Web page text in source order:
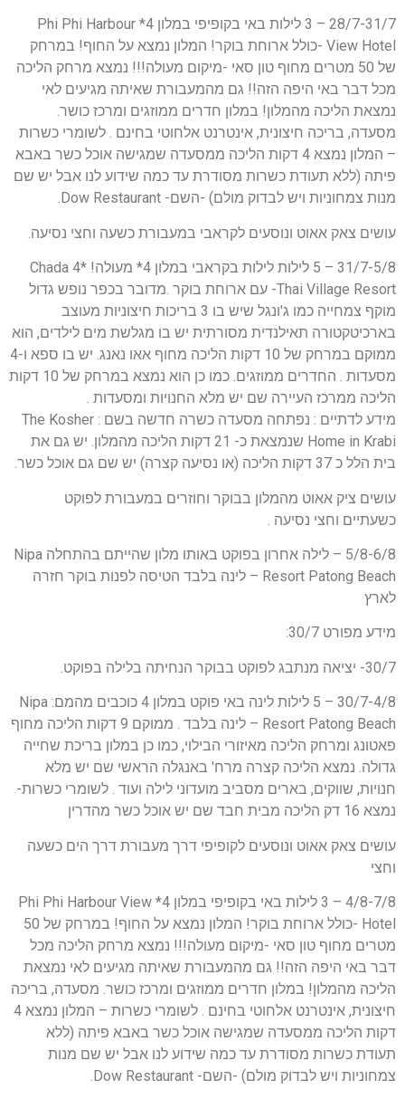
28/7-31/7 – 3 לילות באי בקופיפי במלון 4* Phi Phi Harbour
View Hotel -כולל ארוחת בוקר! המלון נמצא על החוף! במרחק
של 50 מטרים מחוף טון סאי -מיקום מעולה!!! נמצא מרחק הליכה
מכל דבר באי היפה הזה!! גם מהמעבורת שאיתה מגיעים לאי
נמצאת הליכה מהמלון! במלון חדרים ממוזגים ומרכז כושר.
מסעדה, בריכה חיצונית, אינטרנט אלחוטי בחינם . לשומרי כשרות
– המלון נמצא 4 דקות הליכה ממסעדה שמגישה אוכל כשר באבא
פיתה (ללא תעודת כשרות מסודרת עד כמה שידוע לנו אבל יש שם
מנות צמחוניות ויש לבדוק מולם) -השם- Dow Restaurant.
עושים צאק אאוט ונוסעים לקראבי במעבורת כשעה וחצי נסיעה.
31/7-5/8 – 5 לילות לילות בקראבי במלון 4* מעולה! *4 Chada
Thai Village Resort- עם ארוחת בוקר .מדובר בכפר נופש גדול
מוקף צמחייה כמו ג'ונגל שיש בו 3 בריכות חיצוניות מעוצב
בארכיטקטורה תאילנדית מסורתית יש בו מגלשת מים לילדים, הוא
ממוקם במרחק של 10 דקות הליכה מחוף אאו נאנג. יש בו ספא ו-4
מסעדות . החדרים ממוזגים. כמו כן הוא נמצא במרחק של 10 דקות
הליכה ממרכז העיירה שם יש מלא החנויות ומסעדות .
מידע לדתיים : נפתחה מסעדה כשרה חדשה בשם : The Kosher
Home in Krabi שנמצאת כ- 21 דקות הליכה מהמלון. יש גם את
בית הלל כ 37 דקות הליכה (או נסיעה קצרה) יש שם גם אוכל כשר.
עושים ציק אאוט מהמלון בבוקר וחוזרים במעבורת לפוקט
כשעתיים וחצי נסיעה .
5/8-6/8 – לילה אחרון בפוקט באותו מלון שהייתם בהתחלה Nipa
Resort Patong Beach – לינה בלבד הטיסה לפנות בוקר חזרה
לארץ
מידע מפורט 30/7:
30/7- יציאה מנתבג לפוקט בבוקר הנחיתה בלילה בפוקט.
30/7-4/8 – 5 לילות לינה באי פוקט במלון 4 כוכבים מהמם: Nipa
Resort Patong Beach – לינה בלבד . ממוקם 9 דקות הליכה מחוף
פאטונג ומרחק הליכה מאיזורי הבילוי, כמו כן במלון בריכת שחייה
גדולה. נמצא הליכה קצרה מרח' באנגלה הראשי שם יש מלא
חנויות, שווקים, בארים מסביב מועדוני לילה ועוד . לשומרי כשרות-
נמצא 16 דק הליכה מבית חבד שם יש אוכל כשר מהדרין
עושים צאק אאוט ונוסעים לקופיפי דרך מעבורת דרך הים כשעה
וחצי
4/8-7/8 – 3 לילות באי בקופיפי במלון 4* Phi Phi Harbour View
Hotel -כולל ארוחת בוקר! המלון נמצא על החוף! במרחק של 50
מטרים מחוף טון סאי -מיקום מעולה!!! נמצא מרחק הליכה מכל
דבר באי היפה הזה!! גם מהמעבורת שאיתה מגיעים לאי נמצאת
הליכה מהמלון! במלון חדרים ממוזגים ומרכז כושר. מסעדה, בריכה
חיצונית, אינטרנט אלחוטי בחינם . לשומרי כשרות – המלון נמצא 4
דקות הליכה ממסעדה שמגישה אוכל כשר באבא פיתה (ללא
תעודת כשרות מסודרת עד כמה שידוע לנו אבל יש שם מנות
צמחוניות ויש לבדוק מולם) -השם- Dow Restaurant.